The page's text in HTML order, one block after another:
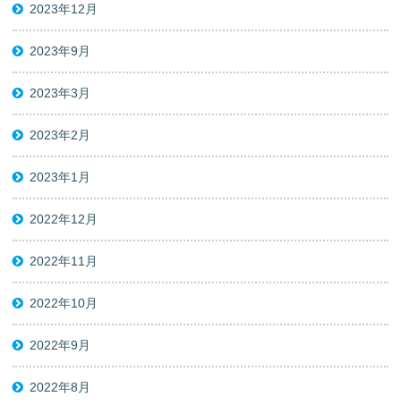
2023年12月
2023年9月
2023年3月
2023年2月
2023年1月
2022年12月
2022年11月
2022年10月
2022年9月
2022年8月